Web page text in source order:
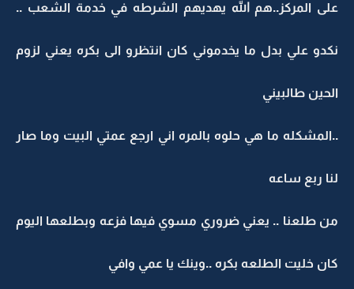
على المركز..هم الله يهديهم الشرطه في خدمة الشعب ..
نكدو علي بدل ما يخدموني كان انتظرو الى بكره يعني لزوم
الحين طالبيني
..المشكله ما هي حلوه بالمره اني ارجع عمتي البيت وما صار
لنا ربع ساعه
من طلعنا .. يعني ضروري مسوي فيها فزعه وبطلعها اليوم
كان خليت الطلعه بكره ..وينك يا عمي وافي